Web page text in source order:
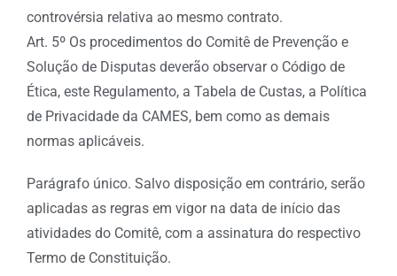
controvérsia relativa ao mesmo contrato.
Art. 5º Os procedimentos do Comitê de Prevenção e
Solução de Disputas deverão observar o Código de
Ética, este Regulamento, a Tabela de Custas, a Política
de Privacidade da CAMES, bem como as demais
normas aplicáveis.
Parágrafo único. Salvo disposição em contrário, serão
aplicadas as regras em vigor na data de início das
atividades do Comitê, com a assinatura do respectivo
Termo de Constituição.